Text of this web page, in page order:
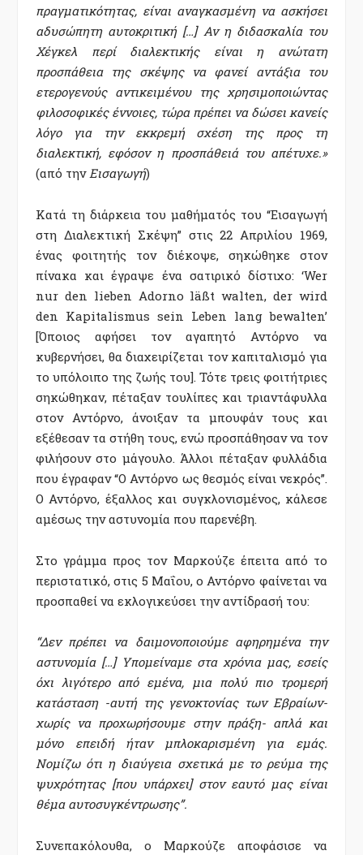
πραγματικότητας, είναι αναγκασμένη να ασκήσει
αδυσώπητη αυτοκριτική […] Αν η διδασκαλία του
Χέγκελ περί διαλεκτικής είναι η ανώτατη
προσπάθεια της σκέψης να φανεί αντάξια του
ετερογενούς αντικειμένου της χρησιμοποιώντας
φιλοσοφικές έννοιες, τώρα πρέπει να δώσει κανείς
λόγο για την εκκρεμή σχέση της προς τη
διαλεκτική, εφόσον η προσπάθειά του απέτυχε.»
(από τηνΕισαγωγή)
Κατά τη διάρκεια του μαθήματός του “Εισαγωγή
στη Διαλεκτική Σκέψη” στις 22 Απριλίου 1969,
ένας φοιτητής τον διέκοψε, σηκώθηκε στον
πίνακα και έγραψε ένα σατιρικό δίστιχο: ‘Wer
nur den lieben Adorno läßt walten, der wird
den Kapitalismus sein Leben lang bewalten’
[Όποιος αφήσει τον αγαπητό Αντόρνο να
κυβερνήσει, θα διαχειρίζεται τον καπιταλισμό για
το υπόλοιπο της ζωής του]. Τότε τρεις φοιτήτριες
σηκώθηκαν, πέταξαν τουλίπες και τριαντάφυλλα
στον Αντόρνο, άνοιξαν τα μπουφάν τους και
εξέθεσαν τα στήθη τους, ενώ προσπάθησαν να τον
φιλήσουν στο μάγουλο. Άλλοι πέταξαν φυλλάδια
που έγραφαν “Ο Αντόρνο ως θεσμός είναι νεκρός”.
Ο Αντόρνο, έξαλλος και συγκλονισμένος, κάλεσε
αμέσως την αστυνομία που παρενέβη.
Στο γράμμα προς τον Μαρκούζε έπειτα από το
περιστατικό, στις 5 Μαΐου, ο Αντόρνο φαίνεται να
προσπαθεί να εκλογικεύσει την αντίδρασή του:
“Δεν πρέπει να δαιμονοποιούμε αφηρημένα την
αστυνομία […] Υπομείναμε στα χρόνια μας, εσείς
όχι λιγότερο από εμένα, μια πολύ πιο τρομερή
κατάσταση -αυτή της γενοκτονίας των Εβραίων-
χωρίς να προχωρήσουμε στην πράξη- απλά και
μόνο επειδή ήταν μπλοκαρισμένη για εμάς.
Νομίζω ότι η διαύγεια σχετικά με το ρεύμα της
ψυχρότητας [που υπάρχει] στον εαυτό μας είναι
θέμα αυτοσυγκέντρωσης”.
Συνεπακόλουθα, ο Μαρκούζε αποφάσισε να